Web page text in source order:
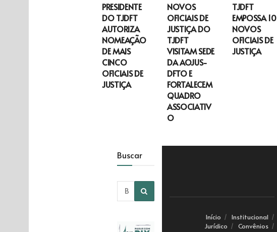
PRESIDENTE
DO TJDFT
AUTORIZA
NOMEAÇÃO
DE MAIS
CINCO
OFICIAIS DE
JUSTIÇA
NOVOS
OFICIAIS DE
JUSTIÇA DO
TJDFT
VISITAM SEDE
DA AOJUS-
DFTO E
FORTALECEM
QUADRO
ASSOCIATIV
O
TJDFT
EMPOSSA 10
NOVOS
OFICIAIS DE
JUSTIÇA
Buscar
Início
Institucional
Jurídico
Convênios